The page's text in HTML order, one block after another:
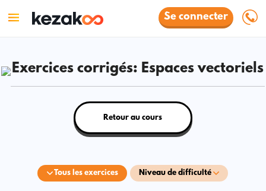
Se connecter
Exercices corrigés: Espaces vectoriels
Tous les exercices Niveau de difficulté
Retour au cours